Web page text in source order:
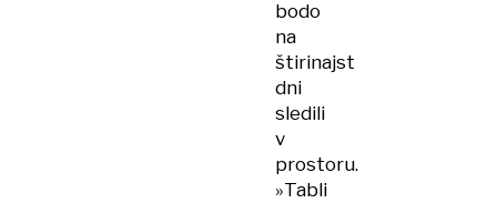
bodo
na
štirinajst
dni
sledili
v
prostoru.
»Tabli